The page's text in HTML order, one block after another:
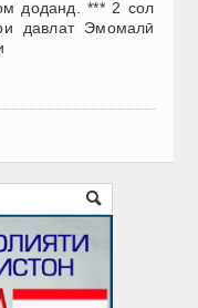
доданд. *** 2 сол
давлат Эмомалӣ